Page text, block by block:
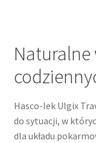
Naturalne
Hasco-lek Ulgix
do sytuacji, w
dla układu